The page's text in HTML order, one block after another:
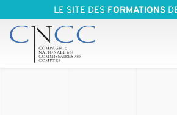
LE SITE DES FORMATIONS